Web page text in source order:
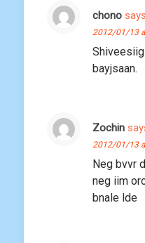
chono
2012/01/13
bayjsaan.
Zochin
2012/01/13
Neg bvvr
neg iim
bnale lde